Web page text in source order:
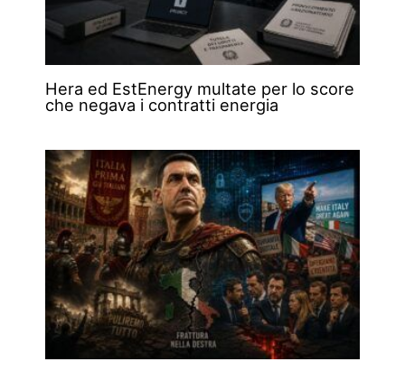
Hera ed EstEnergy multate per lo score
che negava i contratti energia